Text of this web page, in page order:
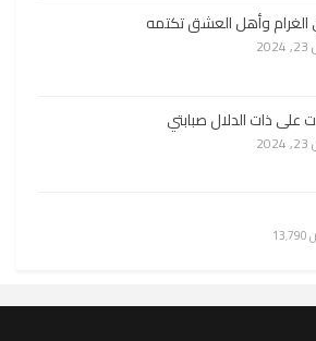
الغرام وأهل العشق تكتمه
على ذات الدلال صبابتي